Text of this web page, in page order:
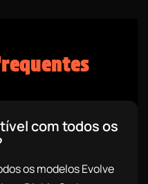
com todos os
os modelos Evolve